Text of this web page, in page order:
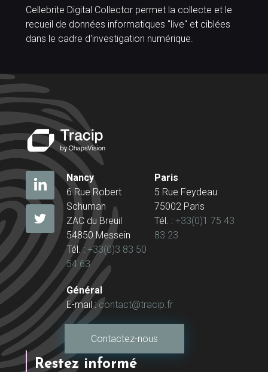
Cellebrite Digital Collector permet la collecte et le
recueil de données informatiques "live" et ciblées
dans le cadre d'investigation numérique.
Nancy
6 Rue Robert
Schuman
ZAC du Breuil
54850 Messein
Tél. : +33(0)3 83 50
54 63
Paris
5 Rue Feydeau
75002 Paris
Tél. : +33(0)1 75 43
83 23
Général
E-mail :contact@tracip.fr
Contactez-nous
Restez informé